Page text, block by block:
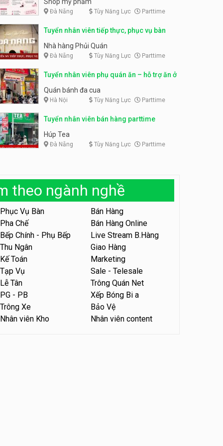
phục vụ bàn parttime
Cafe Vợt
Tuyển nhân viên phục vụ ca
Quán kem dừa
Tuyển nhân viên phụ bếp –
Tiên
Bún Đậu Mắm Tôm - Bếp Tiên
Tuyển nhân viên phụ quán ăn
Quán bánh đa cua
Tuyển nhân viên sale,
Tuyển nhân viên bán hàng
parttime
GÀ GÔ FASTFOOD
Tuyển nhân viên bán hàng
parttime
Húp Tea
Tuyển nhân viên pha chế
tiệm trà sữa
TRÀ SỮA THÁI LAN
SONGKRAN
Shop mỹ phẩm
Đà Nẵng Tùy Năng Lực Parttime
Tuyển nhân viên tiếp thực, phục vụ bàn
Nhà hàng Phủi Quán
Đà Nẵng Tùy Năng Lực Parttime
Tuyển nhân viên phụ quán ăn – hỗ trợ ăn ở
Quán bánh đa cua
Hà Nội Tùy Năng Lực Parttime
Tuyển nhân viên bán hàng parttime
Húp Tea
Đà Nẵng Tùy Năng Lực Parttime
theo ngành nghề
Phục Vụ Bàn
Bán Hàng
Pha Chế
Bán Hàng Online
Bếp Chính - Phụ Bếp
Live Stream B.Hàng
Thu Ngân
Giao Hàng
Kế Toán
Marketing
Tạp Vụ
Sale - Telesale
Lễ Tân
Trông Quán Net
PG - PB
Xếp Bóng Bi a
Trông Xe
Bảo Vệ
Nhân viên Kho Nhân viên content